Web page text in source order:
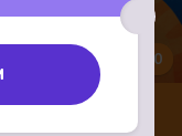
A partir de: R$ 89,90